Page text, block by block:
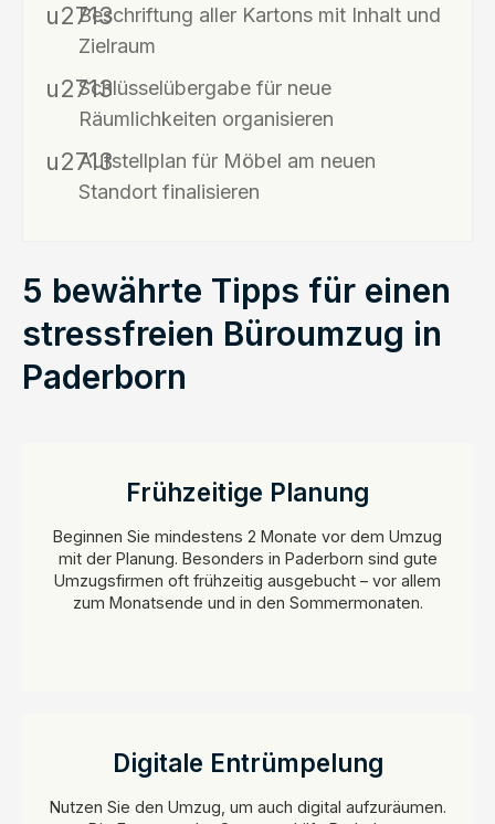
Beschriftung aller Kartons mit Inhalt und
Zielraum
Schlüsselübergabe für neue
Räumlichkeiten organisieren
Aufstellplan für Möbel am neuen
Standort finalisieren
5 bewährte Tipps für einen
stressfreien Büroumzug in
Paderborn
Frühzeitige Planung
Beginnen Sie mindestens 2 Monate vor dem Umzug
mit der Planung. Besonders in Paderborn sind gute
Umzugsfirmen oft frühzeitig ausgebucht – vor allem
zum Monatsende und in den Sommermonaten.
Digitale Entrümpelung
Nutzen Sie den Umzug, um auch digital aufzuräumen.